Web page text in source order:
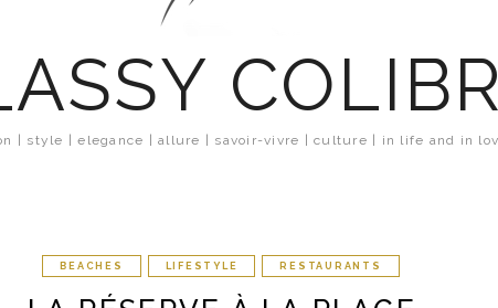
| style | elegance | allure | savoir-vivre | culture | in life and in
BEACHES LIFESTYLE RESTAURANTS